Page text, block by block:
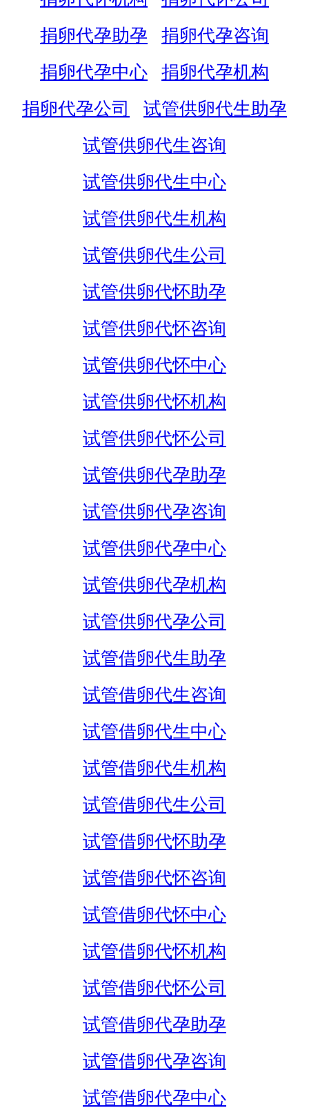
捐卵代孕助孕
捐卵代孕咨询
捐卵代孕中心
捐卵代孕机构
捐卵代孕公司
试管供卵代生助孕
试管供卵代生咨询
试管供卵代生中心
试管供卵代生机构
试管供卵代生公司
试管供卵代怀助孕
试管供卵代怀咨询
试管供卵代怀中心
试管供卵代怀机构
试管供卵代怀公司
试管供卵代孕助孕
试管供卵代孕咨询
试管供卵代孕中心
试管供卵代孕机构
试管供卵代孕公司
试管借卵代生助孕
试管借卵代生咨询
试管借卵代生中心
试管借卵代生机构
试管借卵代生公司
试管借卵代怀助孕
试管借卵代怀咨询
试管借卵代怀中心
试管借卵代怀机构
试管借卵代怀公司
试管借卵代孕助孕
试管借卵代孕咨询
试管借卵代孕中心